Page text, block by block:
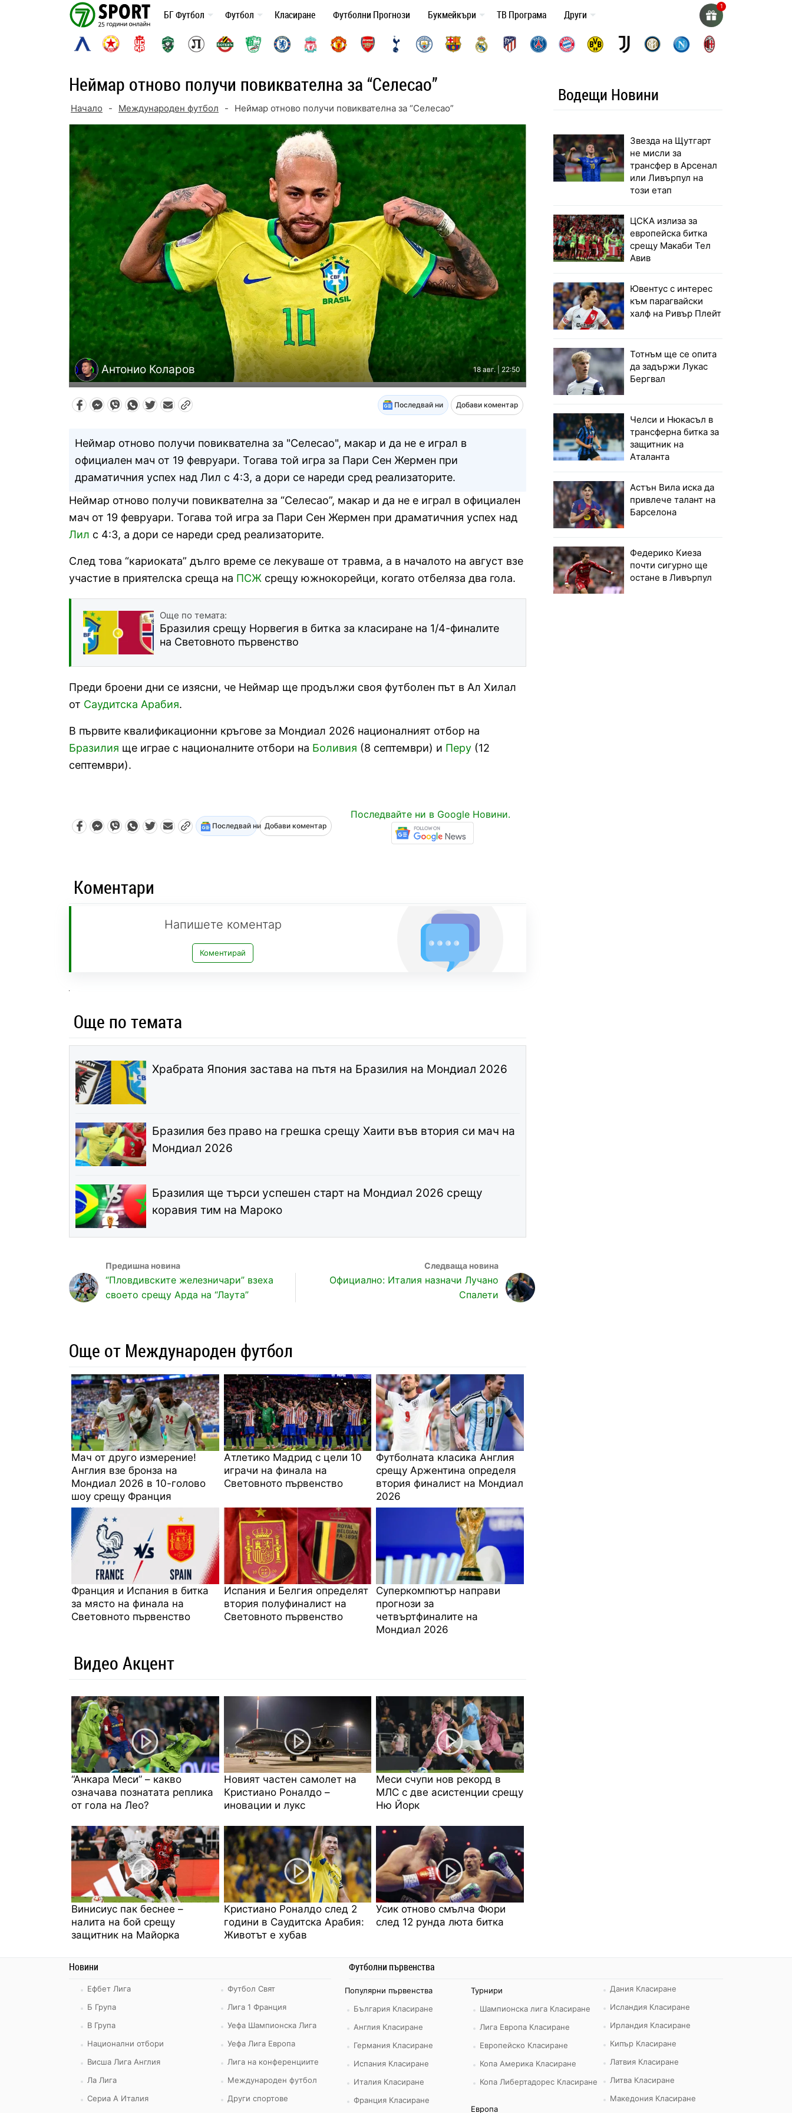
БГ Футбол Футбол Класиране Футболни Прогнози Букмейкъри ТВ Програма Други
Неймар отново получи повиквателна за “Селесао”
Начало - Международен футбол - Неймар отново получи повиквателна за “Селесао”
Антонио Коларов 18 авг. | 22:50
Последвай ни Добави коментар
Неймар отново получи повиквателна за "Селесао", макар и да не е играл в
официален мач от 19 февруари. Тогава той игра за Пари Сен Жермен при
драматичния успех над Лил с 4:3, а дори се нареди сред реализаторите.
Неймар отново получи повиквателна за “Селесао”, макар и да не е играл в официален
мач от 19 февруари. Тогава той игра за Пари Сен Жермен при драматичния успех над
Лил с 4:3, а дори се нареди сред реализаторите.
След това “кариоката” дълго време се лекуваше от травма, а в началото на август взе
участие в приятелска среща на ПСЖ срещу южнокорейци, когато отбеляза два гола.
Още по темата:
Бразилия срещу Норвегия в битка за класиране на 1/4-финалите
на Световното първенство
Преди броени дни се изясни, че Неймар ще продължи своя футболен път в Ал Хилал
от Саудитска Арабия.
В първите квалификационни кръгове за Мондиал 2026 националният отбор на
Бразилия ще играе с националните отбори на Боливия (8 септември) и Перу (12
септември).
Последвай ни Добави коментар
Последвайте ни в Google Новини.
Коментари
Напишете коментар
Коментирай
Още по темата
Храбрата Япония застава на пътя на Бразилия на Мондиал 2026
Бразилия без право на грешка срещу Хаити във втория си мач на
Мондиал 2026
Бразилия ще търси успешен старт на Мондиал 2026 срещу
коравия тим на Мароко
“Пловдивските железничари” взеха
своето срещу Арда на “Лаута”
Официално: Италия назначи Лучано
Спалети
Още от Международен футбол
Мач от друго измерение!
Англия взе бронза на
Мондиал 2026 в 10-голово
шоу срещу Франция
Атлетико Мадрид с цели 10
играчи на финала на
Световното първенство
Футболната класика Англия
срещу Аржентина определя
втория финалист на Мондиал
2026
Франция и Испания в битка
за място на финала на
Световното първенство
Испания и Белгия определят
втория полуфиналист на
Световното първенство
Суперкомпютър направи
прогнози за
четвъртфиналите на
Мондиал 2026
Видео Акцент
“Анкара Меси” – какво
означава познатата реплика
от гола на Лео?
Новият частен самолет на
Кристиано Роналдо –
иновации и лукс
Меси счупи нов рекорд в
МЛС с две асистенции срещу
Ню Йорк
Винисиус пак беснее –
налита на бой срещу
защитник на Майорка
Кристиано Роналдо след 2
години в Саудитска Арабия:
Животът е хубав
Усик отново смълча Фюри
след 12 рунда люта битка
Водещи Новини
Звезда на Щутгарт
не мисли за
трансфер в Арсенал
или Ливърпул на
този етап
ЦСКА излиза за
европейска битка
срещу Макаби Тел
Авив
Ювентус с интерес
към парагвайски
халф на Ривър Плейт
Тотнъм ще се опита
да задържи Лукас
Бергвал
Челси и Нюкасъл в
трансферна битка за
защитник на
Аталанта
Астън Вила иска да
привлече талант на
Барселона
Федерико Киеза
почти сигурно ще
остане в Ливърпул
Новини
Ефбет Лига
Б Група
В Група
Национални отбори
Висша Лига Англия
Ла Лига
Сериа А Италия
Футбол Свят
Лига 1 Франция
Уефа Шампионска Лига
Уефа Лига Европа
Лига на конференциите
Международен футбол
Други спортове
Футболни първенства
Популярни първенства
България Класиране
Англия Класиране
Германия Класиране
Испания Класиране
Италия Класиране
Франция Класиране
Турнири
Шампионска лига Класиране
Лига Европа Класиране
Европейско Класиране
Копа Америка Класиране
Копа Либертадорес Класиране
Европа
Дания Класиране
Исландия Класиране
Ирландия Класиране
Кипър Класиране
Латвия Класиране
Литва Класиране
Македония Класиране